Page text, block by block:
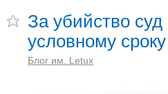
За убийство
условному сроку
Блог им. Letux